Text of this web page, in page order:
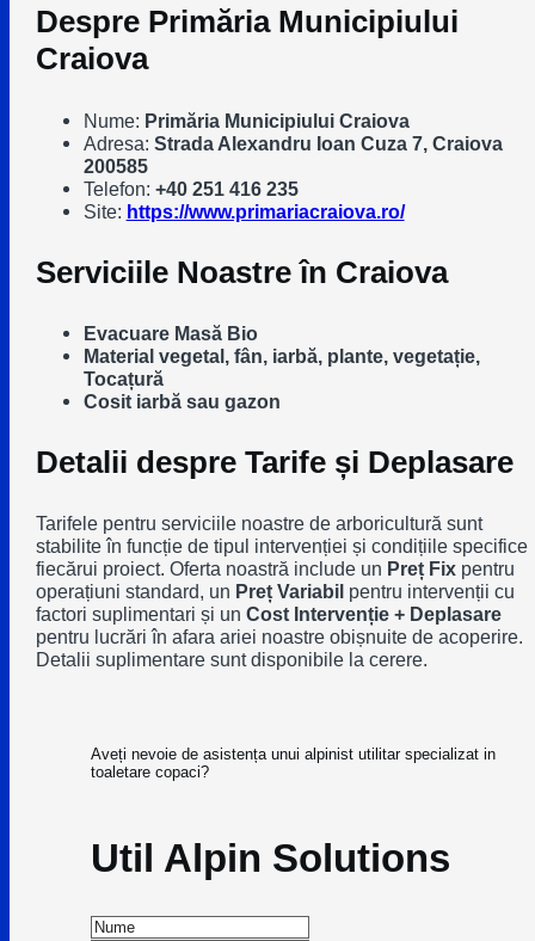
Despre Primăria Municipiului
Craiova
Nume: Primăria Municipiului Craiova
Adresa: Strada Alexandru Ioan Cuza 7, Craiova
200585
Telefon: +40 251 416 235
Site: https://www.primariacraiova.ro/
Serviciile Noastre în Craiova
Evacuare Masă Bio
Material vegetal, fân, iarbă, plante, vegetație,
Tocațură
Cosit iarbă sau gazon
Detalii despre Tarife și Deplasare
Tarifele pentru serviciile noastre de arboricultură sunt
stabilite în funcție de tipul intervenției și condițiile specifice
fiecărui proiect. Oferta noastră include un Preț Fixpentru
operațiuni standard, un Preț Variabilpentru intervenții cu
factori suplimentari și un Cost Intervenție + Deplasare
pentru lucrări în afara ariei noastre obișnuite de acoperire.
Detalii suplimentare sunt disponibile la cerere.
Aveți nevoie de asistența unui alpinist utilitar specializat in
toaletare copaci?
Util Alpin Solutions